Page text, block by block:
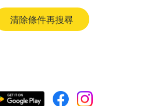
清除條件再搜尋